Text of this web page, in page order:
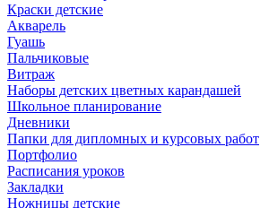
Краски детские
Акварель
Гуашь
Пальчиковые
Витраж
Наборы детских цветных карандашей
Школьное планирование
Дневники
Папки для дипломных и курсовых работ
Портфолио
Расписания уроков
Закладки
Ножницы детские